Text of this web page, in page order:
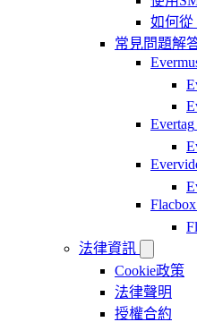
如何從
常見問題解
Evertag
Flacbox
法律資訊
Cookie政策
法律聲明
授權合約